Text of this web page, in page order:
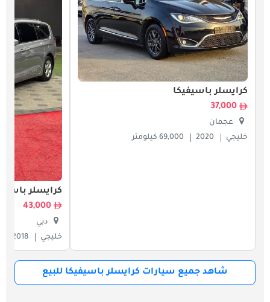
كرايسلر باسيفيكا
37,000
عجمان
خليجي
2020 69,000 كيلومتر
كرايسلر
43,000
دبي
خليجي
2018
شاهد جميع سيارات كرايسلر باسيفيكا للبيع